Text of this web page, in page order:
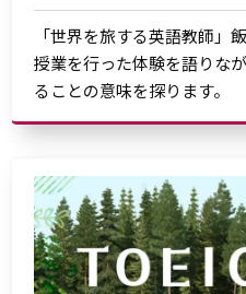
「世界を旅する英語教師」
授業を行った体験を語りな
ることの意味を探ります。